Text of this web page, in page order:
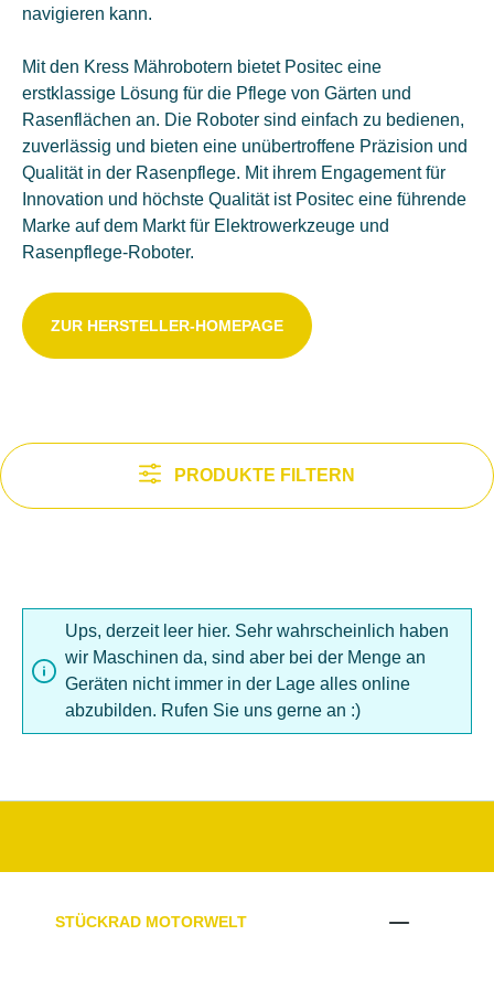
navigieren kann.
Mit den Kress Mährobotern bietet Positec eine
erstklassige Lösung für die Pflege von Gärten und
Rasenflächen an. Die Roboter sind einfach zu bedienen,
zuverlässig und bieten eine unübertroffene Präzision und
Qualität in der Rasenpflege. Mit ihrem Engagement für
Innovation und höchste Qualität ist Positec eine führende
Marke auf dem Markt für Elektrowerkzeuge und
Rasenpflege-Roboter.
ZUR HERSTELLER-HOMEPAGE
PRODUKTE FILTERN
Ups, derzeit leer hier. Sehr wahrscheinlich haben
wir Maschinen da, sind aber bei der Menge an
Geräten nicht immer in der Lage alles online
abzubilden. Rufen Sie uns gerne an :)
STÜCKRAD MOTORWELT